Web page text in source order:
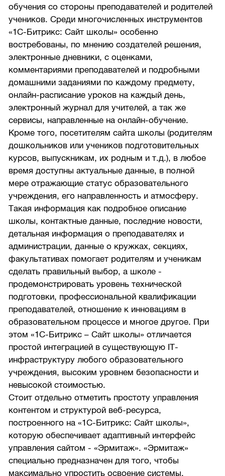
обучения со стороны преподавателей и родителей
учеников. Среди многочисленных инструментов
«1С-Битрикс: Сайт школы» особенно
востребованы, по мнению создателей решения,
электронные дневники, с оценками,
комментариями преподавателей и подробными
домашними заданиями по каждому предмету,
онлайн-расписание уроков на каждый день,
электронный журнал для учителей, а так же
сервисы, направленные на онлайн-обучение.
Кроме того, посетителям сайта школы (родителям
дошкольников или учеников подготовительных
курсов, выпускникам, их родным и т.д.), в любое
время доступны актуальные данные, в полной
мере отражающие статус образовательного
учреждения, его направленность и атмосферу.
Такая информация как подробное описание
школы, контактные данные, последние новости,
детальная информация о преподавателях и
администрации, данные о кружках, секциях,
факультативах помогает родителям и ученикам
сделать правильный выбор, а школе -
продемонстрировать уровень технической
подготовки, профессиональной квалификации
преподавателей, отношение к инновациям в
образовательном процессе и многое другое. При
этом «1С-Битрикс – Сайт школы» отличается
простой интеграцией в существующую IT-
инфраструктуру любого образовательного
учреждения, высоким уровнем безопасности и
невысокой стоимостью.
Стоит отдельно отметить простоту управления
контентом и структурой веб-ресурса,
построенного на «1С-Битрикс: Сайт школы»,
которую обеспечивает адаптивный интерфейс
управления сайтом - «Эрмитаж». «Эрмитаж»
специально предназначен для того, чтобы
максимально упростить освоение системы,